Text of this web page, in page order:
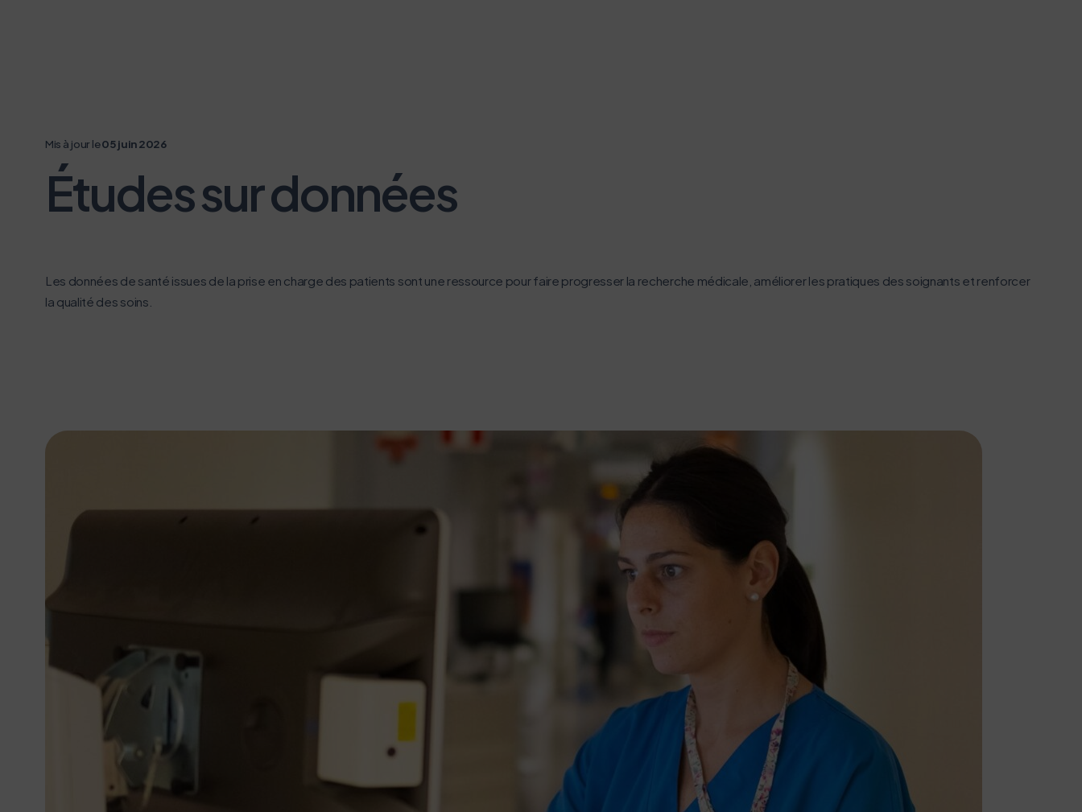
Mis à jour le05 juin 2026
Études sur données
Les données de santé issues de la prise en charge des patients sont une ressource pour faire progresser la recherche médicale, améliorer les pratiques des soignants et renforcer
la qualité des soins.